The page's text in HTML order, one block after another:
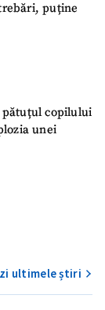
puține
pătuțul copilului
unei
ultimele știri